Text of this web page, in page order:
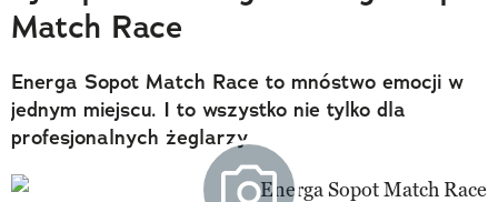
Match Race
Energa Sopot Match Race to mnóstwo emocji w
jednym miejscu. I to wszystko nie tylko dla
profesjonalnych żeglarzy.